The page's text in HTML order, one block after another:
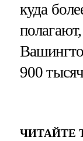
куда
900
ЧИТАЙТЕ